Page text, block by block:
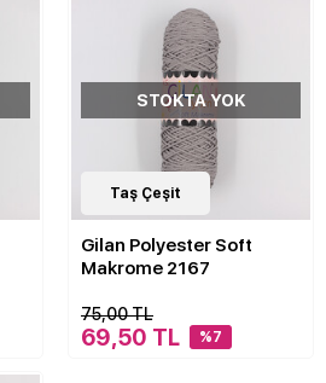
30Çeşit
STOKTA YOK
Taş Çeşit
Gilan Polyester Soft
Makrome 2167
75,00 TL
69,50 TL %7